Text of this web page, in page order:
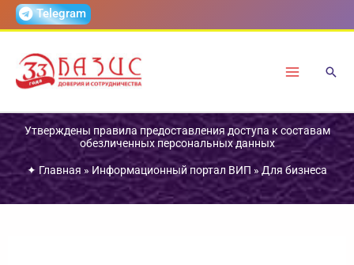
ПерейтиTelegram
Утверждены правила предоставления доступа к составам
обезличенных персональных данных
✦ Главная » Информационный портал ВИП » Для бизнеса